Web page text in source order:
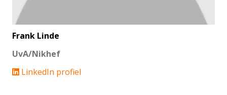
Frank Linde
UvA/Nikhef
LinkedIn profiel